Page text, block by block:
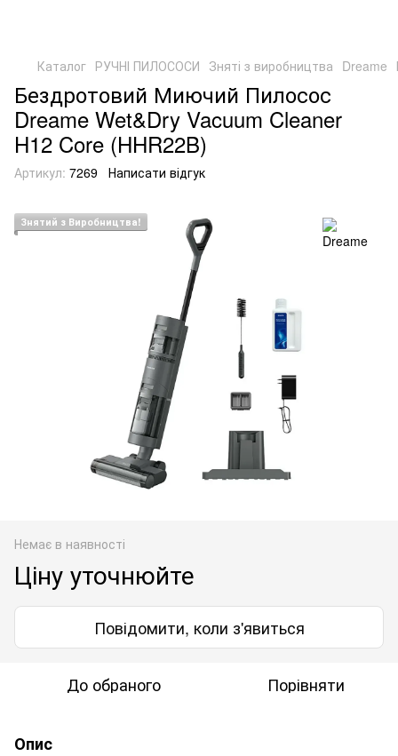
Каталог РУЧНІ ПИЛОСОСИ Зняті з виробництва Dreame
Бездротовий Миючий Пилосос
Dreame Wet&Dry Vacuum Cleaner
H12 Core (HHR22B)
Артикул: 7269 Написати відгук
Знятий з Виробництва!
Немає в наявності
Ціну уточнюйте
Повідомити, коли з'явиться
До обраного Порівняти
Опис